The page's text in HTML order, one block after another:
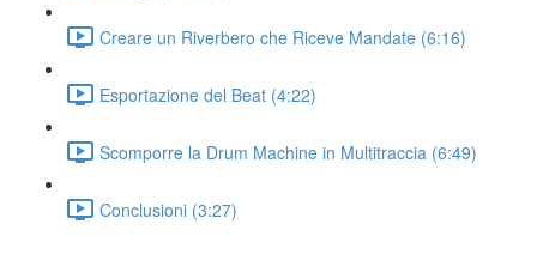
Creare un Riverbero che Riceve Mandate (6:16)
Esportazione del Beat (4:22)
Scomporre la Drum Machine in Multitraccia (6:49)
Conclusioni (3:27)